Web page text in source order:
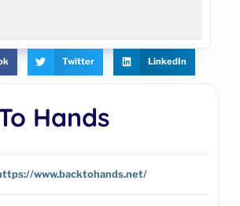
Hands
www.backtohands.net/
Twitter LinkedIn